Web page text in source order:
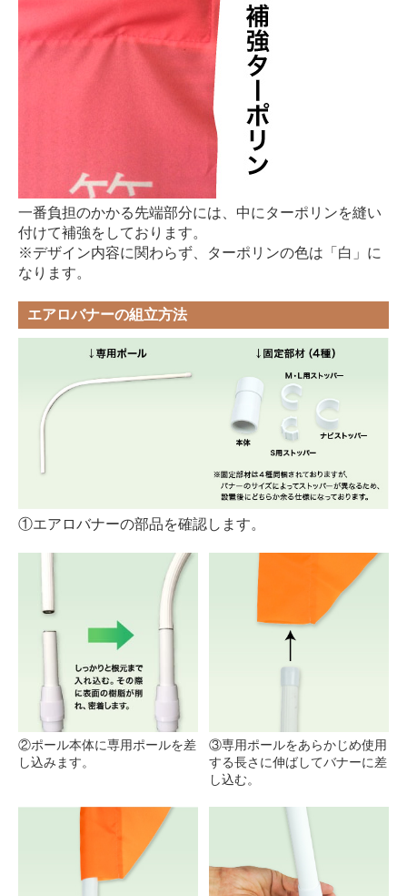
一番負担のかかる先端部分には、中にターポリンを縫い
付けて補強をしております。
※デザイン内容に関わらず、ターポリンの色は「白」に
なります。
エアロバナーの組立方法
①エアロバナーの部品を確認します。
②ポール本体に専用ポールを差
し込みます。
③専用ポールをあらかじめ使用
する長さに伸ばしてバナーに差
し込む。